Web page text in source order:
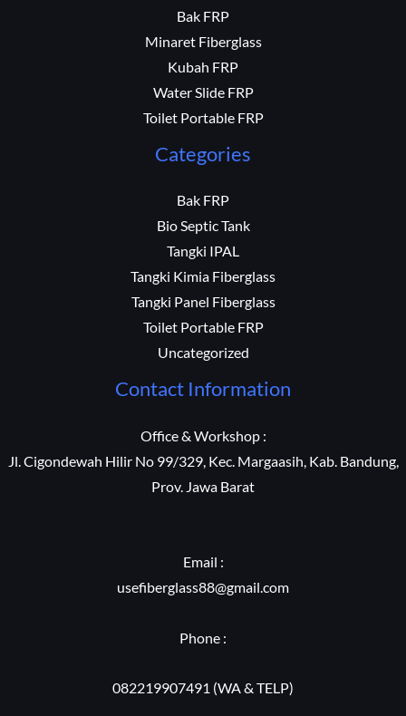
Bak FRP
Minaret Fiberglass
Kubah FRP
Water Slide FRP
Toilet Portable FRP
Categories
Bak FRP
Bio Septic Tank
Tangki IPAL
Tangki Kimia Fiberglass
Tangki Panel Fiberglass
Toilet Portable FRP
Uncategorized
Contact Information
Office & Workshop :
Jl. Cigondewah Hilir No 99/329, Kec. Margaasih, Kab. Bandung,
Prov. Jawa Barat
Email :
usefiberglass88@gmail.com
Phone :
082219907491 (WA & TELP)